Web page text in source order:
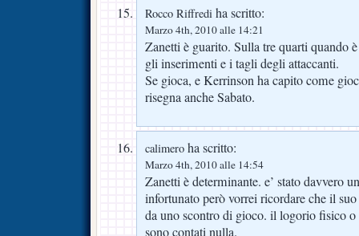
Rocco Riffredi ha scritto:
Marzo 4th, 2010 alle 14:21
Zanetti è guarito. Sulla tre quarti quando
gli inserimenti e i tagli degli attaccanti.
Se gioca, e Kerrinson ha capito come
risegna anche Sabato.
calimero ha scritto:
Marzo 4th, 2010 alle 14:54
Zanetti è determinante. e’ stato davvero
infortunato però vorrei ricordare che il
da uno scontro di gioco. il logorio fisico
sono contati nulla.